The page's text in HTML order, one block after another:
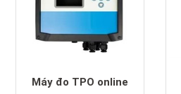
Máy đo TPO online